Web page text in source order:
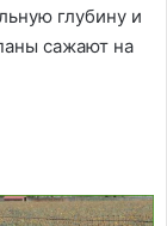
глубину и
сажают на